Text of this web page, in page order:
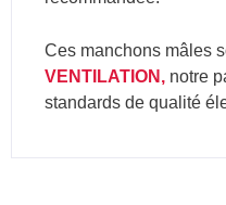
Ces manchons mâles
VENTILATION, notre
standards de qualité